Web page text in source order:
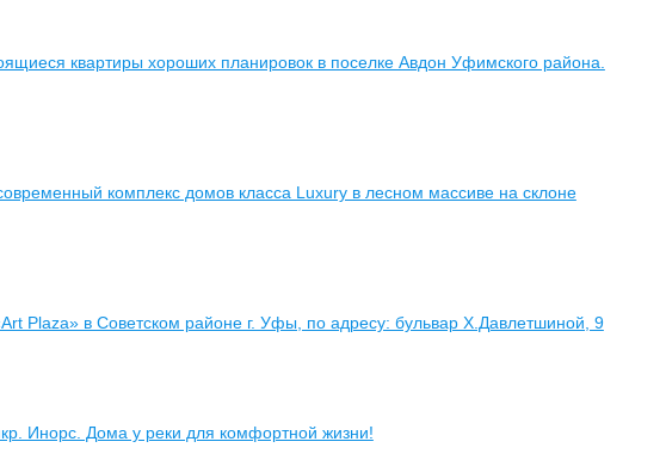
квартиры хороших планировок в поселке Авдон Уфимского района.
комплекс домов класса Luxury в лесном массиве на склоне
Plaza» в Советском районе г. Уфы, по адресу: бульвар Х.Давлетшиной, 9
Инорс. Дома у реки для комфортной жизни!